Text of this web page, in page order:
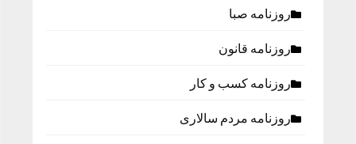
روزنامه صبا
روزنامه قانون
روزنامه كسب و كار
روزنامه مردم سالاری